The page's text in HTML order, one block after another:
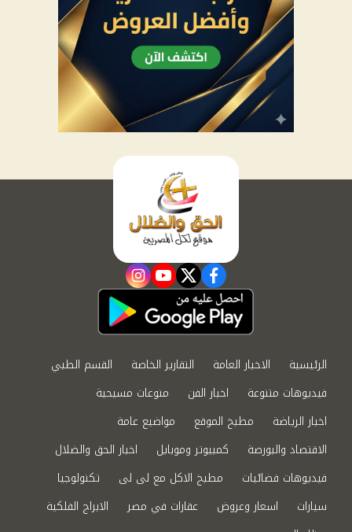
facebook
twitter
youtube
instagram
الرئيسية الاخبار العامة التقارير الخاصة
القسم الطبي
فيديوهات متنوعة
اخبار الفن
منوعات مسيحية
اخبار الرياضة
مطبخ الموقع
مواضيع عامة
الاقتصاد والبورصة
كمبيوتر وموبايل
اخبار الحق والضلال
فيديوهات فضائيات
مطبخ الاكل مع لى لى
تكنولوجيا
سيارات
اسعار وعروض عقارات في مصر
الابراج الفلكية